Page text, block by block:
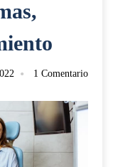
• 1 Comentario